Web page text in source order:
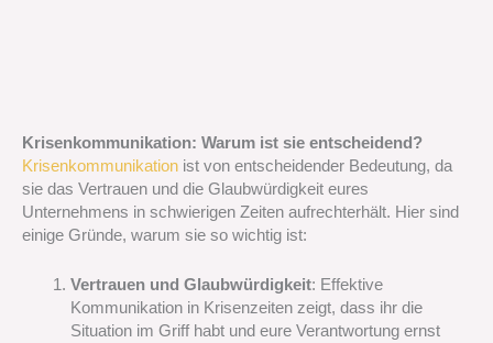
Krisenkommunikation: Warum ist sie entscheidend?
Krisenkommunikation ist von entscheidender Bedeutung, da
sie das Vertrauen und die Glaubwürdigkeit eures
Unternehmens in schwierigen Zeiten aufrechterhält. Hier sind
einige Gründe, warum sie so wichtig ist:
Vertrauen und Glaubwürdigkeit: Effektive
Kommunikation in Krisenzeiten zeigt, dass ihr die
Situation im Griff habt und eure Verantwortung ernst